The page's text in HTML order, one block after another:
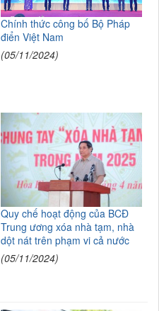
Chính thức công bố Bộ Pháp
điển Việt Nam
(05/11/2024)
Quy chế hoạt động của BCĐ
Trung ương xóa nhà tạm, nhà
dột nát trên phạm vi cả nước
(05/11/2024)